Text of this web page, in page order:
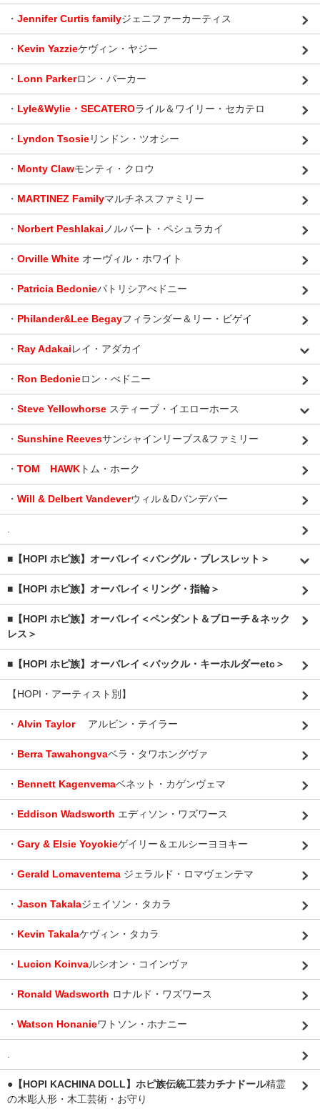
・ Jennifer Curtis familyジェニファーカーティス
・ Kevin Yazzieケヴィン・ヤジー
・ Lonn Parkerロン・パーカー
・ Lyle&Wylie・SECATEROライル＆ワイリー・セカテロ
・ Lyndon Tsosieリンドン・ツオシー
・ Monty Clawモンティ・クロウ
・ MARTINEZ Familyマルチネスファミリー
・ Norbert Peshlakai ノルバート・ペシュラカイ
・ Orville White オーヴィル・ホワイト
・ Patricia Bedonieパトリシアべドニー
・ Philander&Lee Begayフィランダー＆リー・ビゲイ
・ Ray Adakaiレイ・アダカイ
・ Ron Bedonieロン・べドニー
・ Steve Yellowhorse スティーブ・イエローホース
・ Sunshine Reevesサンシャインリーブス&ファミリー
・ TOM HAWK トム・ホーク
・ Will & Delbert Vandeverウィル＆Dバンデバー
.
■【HOPI ホピ族】オーバレイ＜バングル・ブレスレット＞
■【HOPI ホピ族】オーバレイ＜リング・指輪＞
■【HOPI ホピ族】オーバレイ＜ペンダント＆ブローチ＆ネック
レス＞
■【HOPI ホピ族】オーバレイ＜バックル・キーホルダーetc＞
【HOPI・アーティスト別】
・ Alvin Taylor アルビン・テイラー
・ Berra Tawahongvaベラ・タワホングヴァ
・ Bennett Kagenvemaベネット・カゲンヴェマ
・ Eddison Wadsworth エディソン・ワズワース
・ Gary & Elsie Yoyokieゲイリー＆エルシーヨヨキー
・ Gerald Lomaventema ジェラルド・ロマヴェンテマ
・ Jason Takalaジェイソン・タカラ
・ Kevin Takalaケヴィン・タカラ
・ Lucion Koinvaルシオン・コインヴァ
・ Ronald Wadsworth ロナルド・ワズワース
・ Watson Honanieワトソン・ホナニー
.
●【HOPI KACHINA DOLL】ホピ族伝統工芸カチナドール精霊
の木彫人形・木工芸術・お守り